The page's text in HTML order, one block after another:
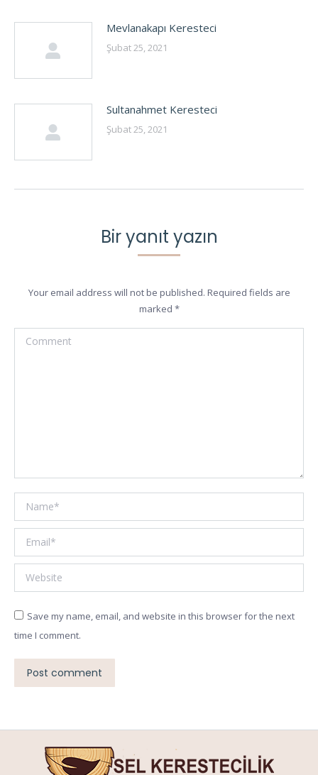
Mevlanakapı Keresteci
Şubat 25, 2021
Sultanahmet Keresteci
Şubat 25, 2021
Bir yanıt yazın
Your email address will not be published. Required fields are
marked *
Comment
Name *
Email *
Website
Save my name, email, and website in this browser for the next
time I comment.
Post comment